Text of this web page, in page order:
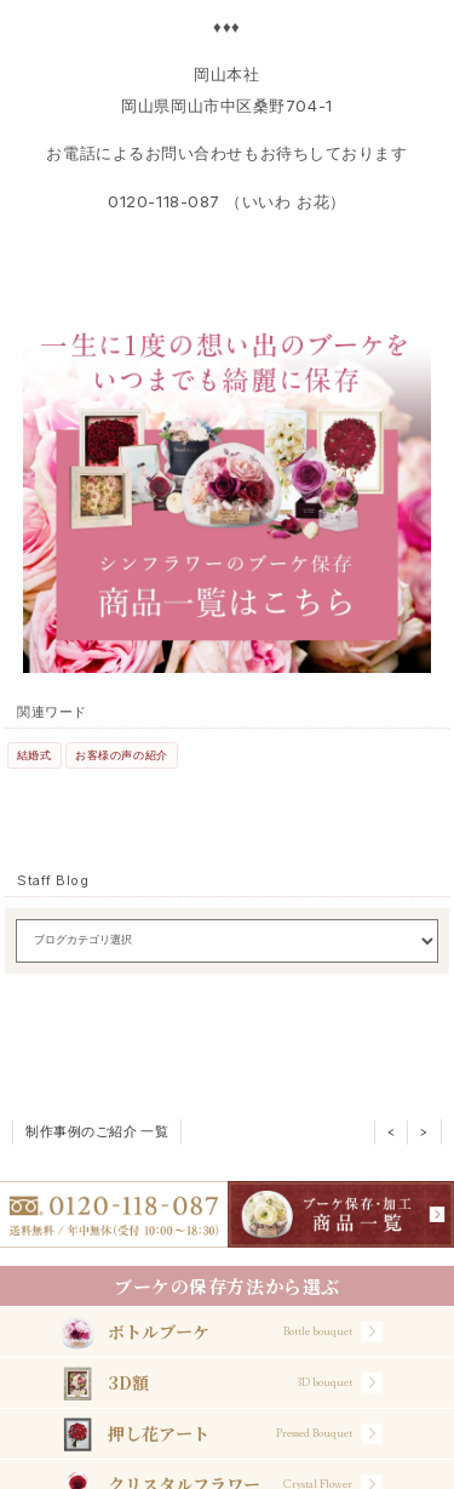
♦♦♦
岡山本社
岡山県岡山市中区桑野704-1
お電話によるお問い合わせもお待ちしております
0120-118-087 （いいわ お花）
関連ワード
結婚式 お客様の声の紹介
Staff Blog
制作事例のご紹介 一覧 < >
ブーケの保存方法から選ぶ
ボトルブーケ Bottle bouquet
3D額 3D bouquet
押し花アート Pressed Bouquet
クリスタルフラワー Crystal Flower